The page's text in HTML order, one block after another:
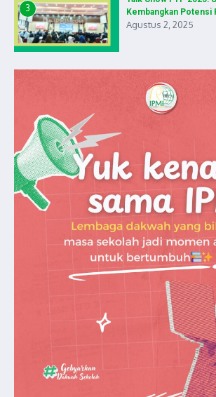
3
Kembangkan Potensi
Agustus 2, 2025